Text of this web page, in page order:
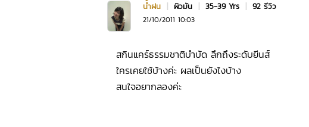
น้ำฝน | ผิวมัน | 35-39 Yrs | 92 รีวิว
21/10/2011 10:03
สกินแคร์ธรรมชาติบำบัด ลึกถึงระดับยีนส์
ใครเคยใช้บ้างค่ะ ผลเป็นยังไงบ้าง
สนใจอยากลองค่ะ